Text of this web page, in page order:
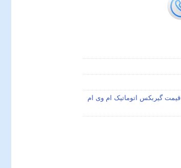
قیمت گیربکس اتوماتیک ام وی ام